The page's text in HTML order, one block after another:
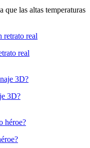
que las altas temperaturas
real
3D?